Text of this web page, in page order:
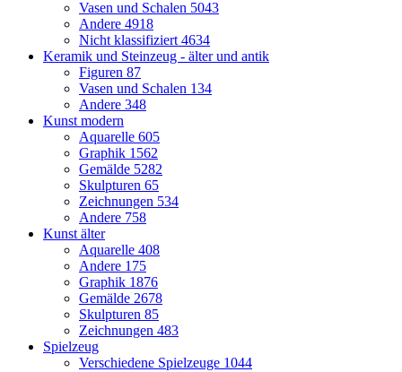
Vasen und Schalen 5043
Andere 4918
Nicht klassifiziert 4634
Keramik und Steinzeug - älter und antik
Figuren 87
Vasen und Schalen 134
Andere 348
Kunst modern
Aquarelle 605
Graphik 1562
Gemälde 5282
Skulpturen 65
Zeichnungen 534
Andere 758
Kunst älter
Aquarelle 408
Andere 175
Graphik 1876
Gemälde 2678
Skulpturen 85
Zeichnungen 483
Spielzeug
Verschiedene Spielzeuge 1044